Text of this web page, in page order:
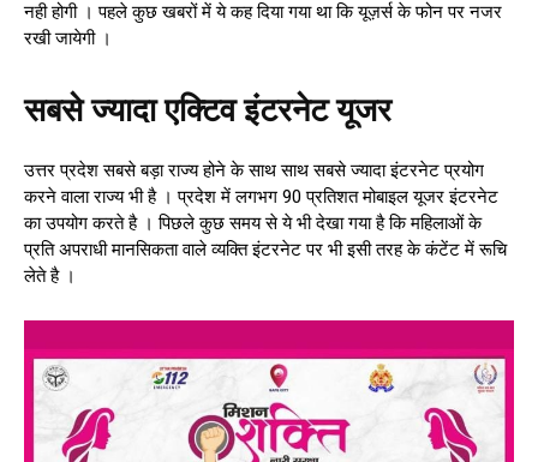
नही होगी । पहले कुछ खबरों में ये कह दिया गया था कि यूज़र्स के फोन पर नजर
रखी जायेगी ।
सबसे ज्यादा एक्टिव इंटरनेट यूजर
उत्तर प्रदेश सबसे बड़ा राज्य होने के साथ साथ सबसे ज्यादा इंटरनेट प्रयोग
करने वाला राज्य भी है । प्रदेश में लगभग 90 प्रतिशत मोबाइल यूजर इंटरनेट
का उपयोग करते है । पिछले कुछ समय से ये भी देखा गया है कि महिलाओं के
प्रति अपराधी मानसिकता वाले व्यक्ति इंटरनेट पर भी इसी तरह के कंटेंट में रूचि
लेते है ।